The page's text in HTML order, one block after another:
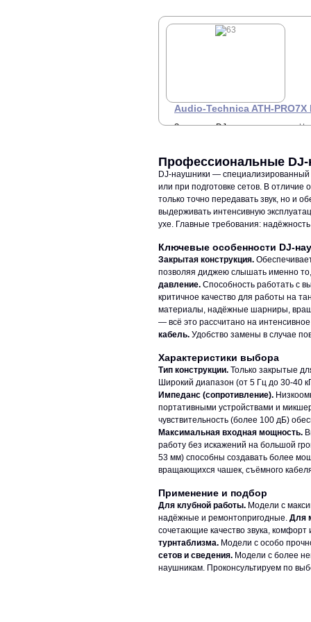
Ом.
Audio-Technica ATH-
Закрытые DJ наушники,
5Гц-40кГц, 37 Oм, 100 дБ.
Профессиональные
DJ-наушники —
или при подготовке сетов. В
только точно передавать звук, но и
выдерживать интенсивную
ухе. Главные требования:
Ключевые особенности DJ-
Закрытая конструкция.
позволяя диджею слышать именно
давление. Способность работать с
критичное качество для работы на
материалы, надёжные шарниры,
— всё это рассчитано на
кабель. Удобство замены в случае
Характеристики выбора
Тип конструкции. Только закрытые
Широкий диапазон (от 5 Гц до 30-40
Импеданс (сопротивление).
портативными устройствами и
чувствительность (более 100 дБ)
Максимальная входная мощность.
работу без искажений на большой
53 мм) способны создавать более
вращающихся чашек, съёмного
Применение и подбор
Для клубной работы. Модели с
надёжные и ремонтопригодные. Для
сочетающие качество звука, комфорт
турнтаблизма. Модели с особо
сетов и сведения. Модели с более
наушникам. Проконсультируем по